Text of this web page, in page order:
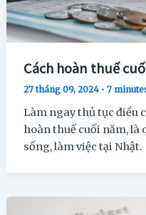
Cách hoàn thuế
27 tháng 09, 2024 •7
Làm ngay thủ tục điều
hoàn thuế cuối năm, là
sống, làm việc tại Nhật.